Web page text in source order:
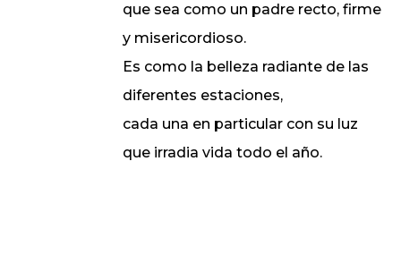
que sea como un padre recto, firme
y misericordioso.
Es como la belleza radiante de las
diferentes estaciones,
cada una en particular con su luz
que irradia vida todo el año.